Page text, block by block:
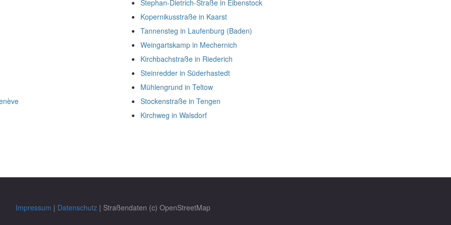
Stephan-Dietrich-Straße in Eibenstock
Kopernikusstraße in Kaarst
Tannensteg in Laufenburg (Baden)
Weingartskamp in Mechernich
Kirchbachstraße in Riederich
Steinredder in Süderhastedt
Mühlengrund in Teltow
Stockenstraße in Tengen
Kirchweg in Walsdorf
Impressum | Datenschutz| Straßendaten (c) OpenStreetMap